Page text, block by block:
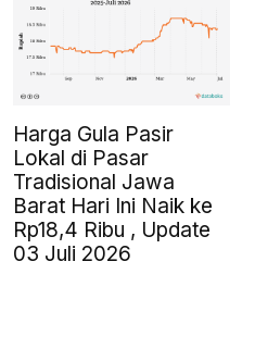
Harga Gula Pasir
Lokal di Pasar
Tradisional Jawa
Barat Hari Ini Naik ke
Rp18,4 Ribu , Update
03 Juli 2026